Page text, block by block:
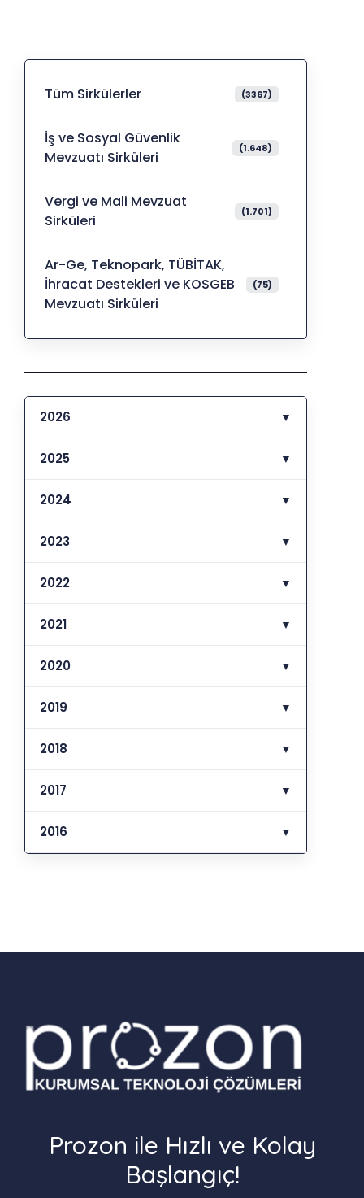
Tüm Sirkülerler (3367)
İş ve Sosyal Güvenlik
Mevzuatı Sirküleri
(1.648)
Vergi ve Mali Mevzuat
Sirküleri
(1.701)
Ar-Ge, Teknopark, TÜBİTAK,
İhracat Destekleri ve KOSGEB
Mevzuatı Sirküleri
(75)
2026 ▼
2025 ▼
2024 ▼
2023 ▼
2022 ▼
2021 ▼
2020 ▼
2019 ▼
2018 ▼
2017 ▼
2016 ▼
Prozon ile Hızlı ve Kolay
Başlangıç!